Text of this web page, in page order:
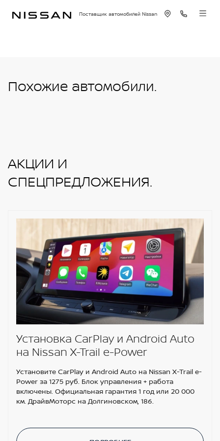
Поставщик автомобилей Nissan
Похожие автомобили.
АКЦИИ И
СПЕЦПРЕДЛОЖЕНИЯ.
Установка CarPlay и Android Auto
на Nissan X-Trail e-Power
Установите CarPlay и Android Auto на Nissan X-Trail e-
Power за 1275 руб. Блок управления + работа
включены. Официальная гарантия 1 год или 20 000
км. ДрайвМоторс на Долгиновском, 186.